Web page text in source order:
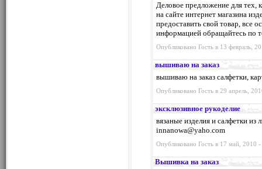
Деловое предложение для тех,
на сайте интернет магазина
предоставить свой товар, все
информацией обращайтесь по
Опубликовано Гость в 13 февраль,
вышиваю на заказ
вышиваю на заказ салфетки,
Опубликовано Гость в 29 апрель,
эксклюзивное рукоделие
вязаные изделия и салфетки из
innanowa@yaho.com
Опубликовано Гость в 17 май, 2010
Вышивка на заказ